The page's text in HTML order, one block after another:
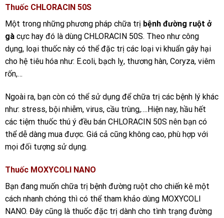
Thuốc CHLORACIN 50S
Một trong những phương pháp chữa trị bệnh đường ruột ở
gà cực hay đó là dùng CHLORACIN 50S. Theo như công
dụng, loại thuốc này có thể đặc trị các loại vi khuẩn gây hại
cho hệ tiêu hóa như: E.coli, bạch lỵ, thương hàn, Coryza, viêm
rốn,…
Ngoài ra, bạn còn có thể sử dụng để chữa trị các bệnh lý khác
như: stress, bội nhiễm, virus, cầu trùng,….Hiện nay, hầu hết
các tiệm thuốc thú ý đều bán CHLORACIN 50S nên bạn có
thể dễ dàng mua được. Giá cả cũng không cao, phù hợp với
mọi đối tượng sử dụng.
Thuốc MOXYCOLI NANO
Bạn đang muốn chữa trị bệnh đường ruột cho chiến kê một
cách nhanh chóng thì có thể tham khảo dùng MOXYCOLI
NANO. Đây cũng là thuốc đặc trị dành cho tình trạng đường